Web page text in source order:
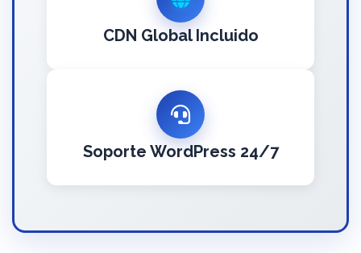
CDN Global Incluido
Soporte WordPress 24/7